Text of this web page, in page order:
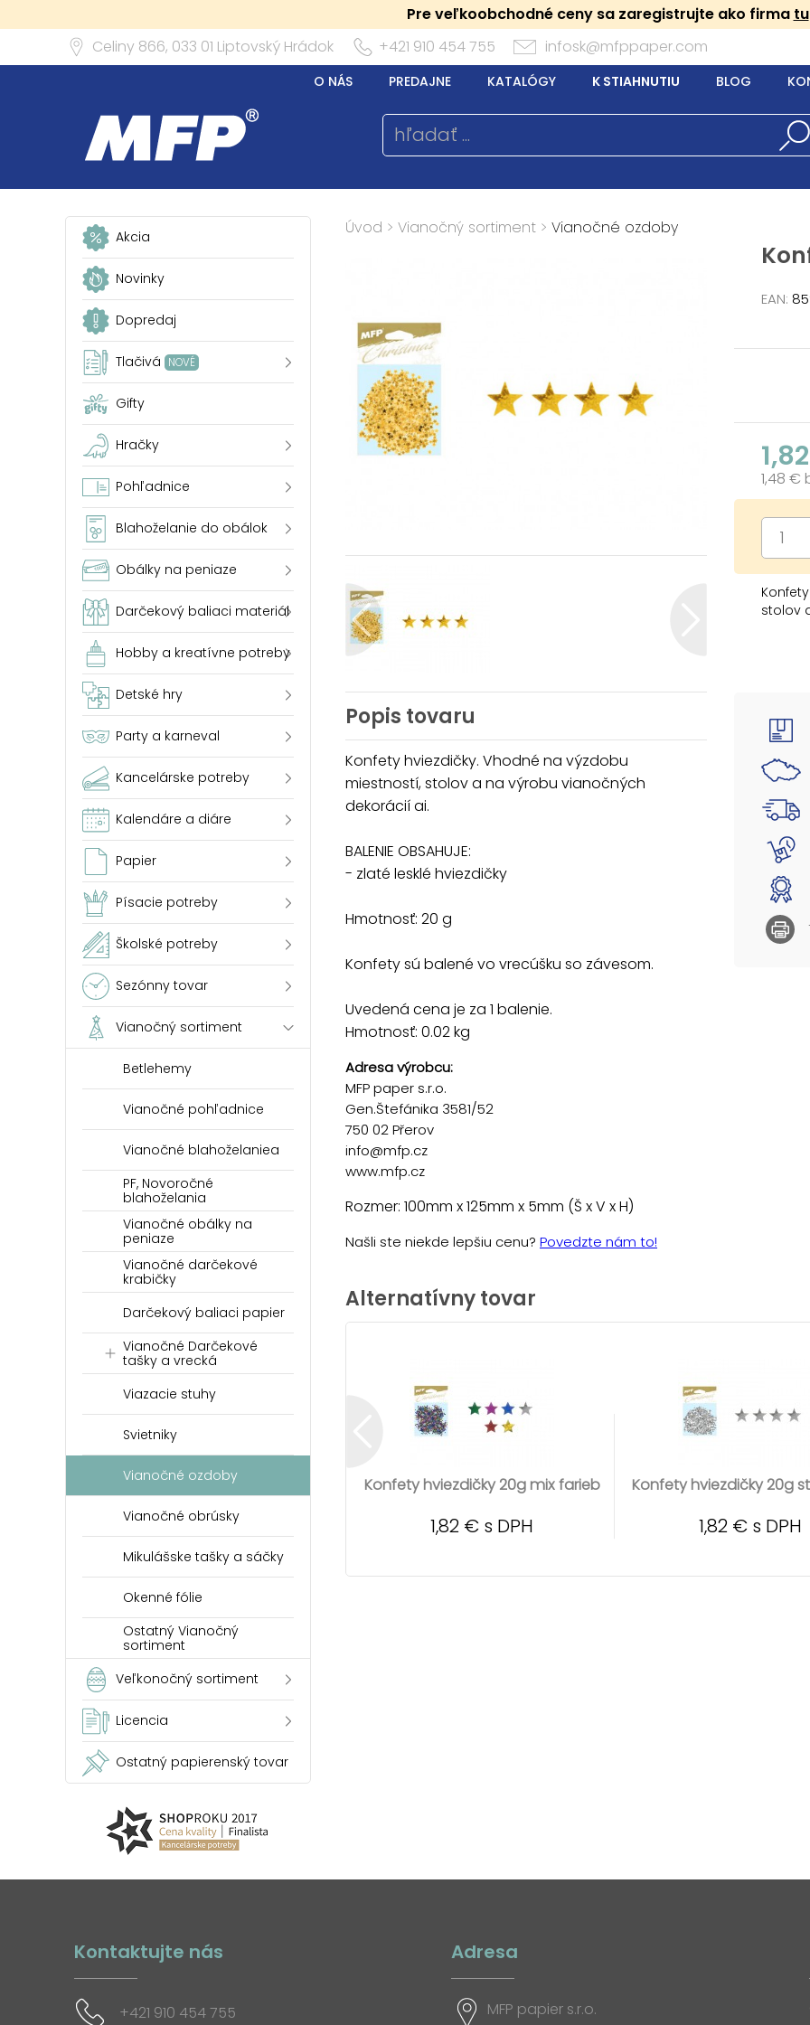
Pre veľkoobchodné ceny sa zaregistrujte ako firma tu
Celiny 866, 033 01 Liptovský Hrádok +421 910 454 755 infosk@mfppaper.com
O NÁS PREDAJNE KATALÓGY K STIAHNUTIU BLOG
Akcia
Novinky
Dopredaj
Tlačivá NOVÉ
Gifty
Hračky
Pohľadnice
Blahoželanie do obálok
Obálky na peniaze
Darčekový baliaci materiál
Hobby a kreatívne potreby
Detské hry
Party a karneval
Kancelárske potreby
Kalendáre a diáre
Papier
Písacie potreby
Školské potreby
Sezónny tovar
Vianočný sortiment
Betlehemy
Vianočné pohľadnice
Vianočné blahoželaniea
PF, Novoročné
blahoželania
Vianočné obálky na
peniaze
Vianočné darčekové
krabičky
Darčekový baliaci papier
Vianočné Darčekové
tašky a vrecká
Viazacie stuhy
Svietniky
Vianočné ozdoby
Vianočné obrúsky
Mikulášske tašky a sáčky
Okenné fólie
Ostatný Vianočný
sortiment
Veľkonočný sortiment
Licencia
Ostatný papierenský tovar
Úvod > Vianočný sortiment > Vianočné ozdoby
EAN:
1,48 €
stolov
Popis tovaru
Konfety hviezdičky. Vhodné na výzdobu
miestností, stolov a na výrobu vianočných
dekorácií ai.
BALENIE OBSAHUJE:
- zlaté lesklé hviezdičky
Hmotnosť: 20 g
Konfety sú balené vo vrecúšku so závesom.
Uvedená cena je za 1 balenie.
Hmotnosť: 0.02 kg
Adresa výrobcu:
MFP paper s.r.o.
Gen.Štefánika 3581/52
750 02 Přerov
info@mfp.cz
www.mfp.cz
Rozmer: 100mm x 125mm x 5mm (Š x V x H)
Našli ste niekde lepšiu cenu? Povedzte nám to!
Alternatívny tovar
Konfety hviezdičky 20g mix farieb
1,82 € s DPH
Konfety hviezdičky 20g
1,82 € s DPH
Kontaktujte nás
+421 910 454 755
Adresa
MFP papier s.r.o.